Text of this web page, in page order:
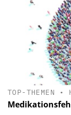
TOP-THEMEN •